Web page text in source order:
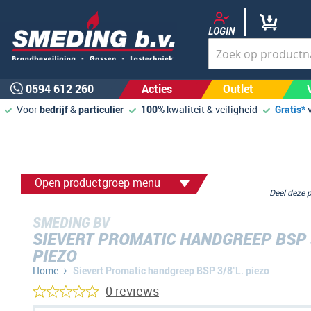
LOGIN
0594 612 260 Acties Outlet
Voorbedrijf&particulier 100% kwaliteit & veiligheid Gratis*
Open productgroep menu
SMEDING BV
SIEVERT PROMATIC HANDGREEP
PIEZO
Home Sievert Promatic handgreep BSP 3/8"L. piezo
Deel
0 reviews